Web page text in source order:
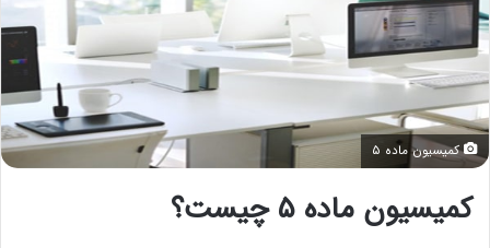
کمیسیون ماده ۵
کمیسیون ماده ۵ چیست؟